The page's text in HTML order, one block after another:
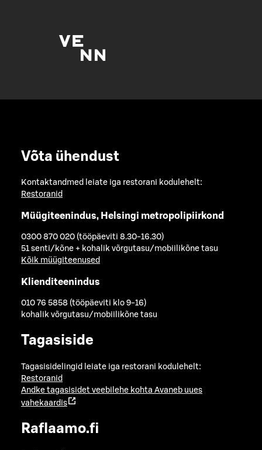
Võta ühendust
Kontaktandmed leiate iga restorani kodulehelt:
Restoranid
Müügiteenindus, Helsingi metropolipiirkond
0300 870 020 (tööpäeviti 8.30-16.30)
51 senti/kõne + kohalik võrgutasu/mobiilikõne tasu
Kõik müügiteenused
Klienditeenindus
010 76 5858 (tööpäeviti klo 9-16)
kohalik võrgutasu/mobiilikõne tasu
Tagasiside
Tagasisidelingid leiate iga restorani kodulehelt:
Restoranid
Andke tagasisidet veebilehe kohta Avaneb uues
vahekaardis
Raflaamo.fi